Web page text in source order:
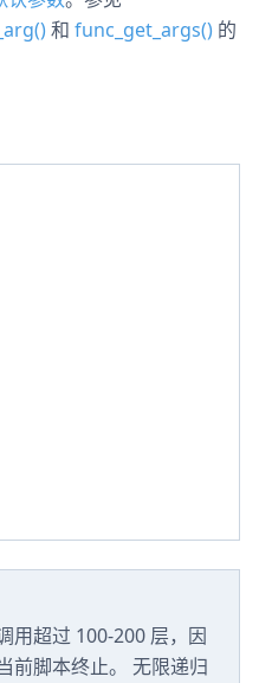
和 func_get_args() 的
用超过 100-200 层，因
前脚本终止。 无限递归